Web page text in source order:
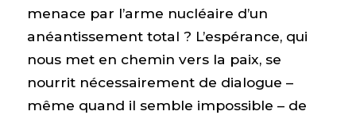
menace par l’arme nucléaire d’un
anéantissement total ? L’espérance, qui
nous met en chemin vers la paix, se
nourrit nécessairement de dialogue –
même quand il semble impossible – de